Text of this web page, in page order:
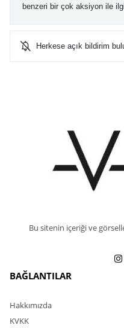
benzeri bir çok aksiyon ile
Herkese açık bildirim
Bu sitenin içeriği ve
BAĞLANTILAR
Hakkımızda
KVKK